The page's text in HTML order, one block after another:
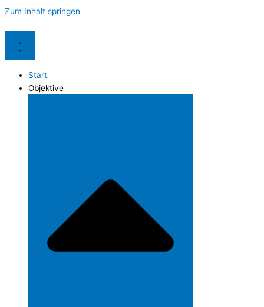
Zum Inhalt springen
Start
Objektive